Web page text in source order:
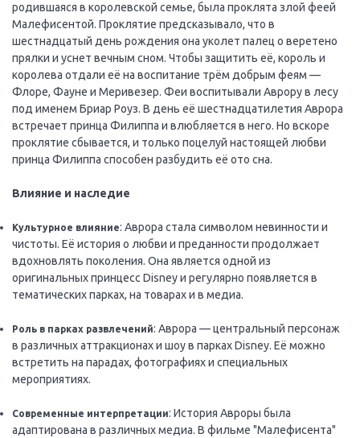
родившаяся в королевской семье, была проклята злой феей
Малефисентой. Проклятие предсказывало, что в
шестнадцатый день рождения она уколет палец о веретено
прялки и уснет вечным сном. Чтобы защитить её, король и
королева отдали её на воспитание трём добрым феям —
Флоре, Фауне и Меривезер. Феи воспитывали Аврору в лесу
под именем Бриар Роуз. В день её шестнадцатилетия Аврора
встречает принца Филиппа и влюбляется в него. Но вскоре
проклятие сбывается, и только поцелуй настоящей любви
принца Филиппа способен разбудить её ото сна.
Влияние и наследие
Культурное влияние: Аврора стала символом невинности и
чистоты. Её история о любви и преданности продолжает
вдохновлять поколения. Она является одной из
оригинальных принцесс Disney и регулярно появляется в
тематических парках, на товарах и в медиа.
Роль в парках развлечений: Аврора — центральный персонаж
в различных аттракционах и шоу в парках Disney. Её можно
встретить на парадах, фотографиях и специальных
мероприятиях.
Современные интерпретации: История Авроры была
адаптирована в различных медиа. В фильме "Малефисента"